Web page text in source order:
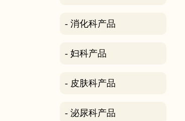
- 消化科产品
- 妇科产品
- 皮肤科产品
- 泌尿科产品